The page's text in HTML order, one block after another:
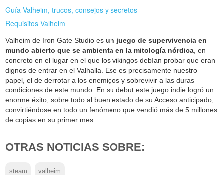
Guía Valheim, trucos, consejos y secretos
Requisitos Valheim
Valheim de Iron Gate Studio esun juego de supervivencia en
mundo abierto que se ambienta en la mitología nórdica , en
concreto en el lugar en el que los vikingos debían probar que eran
dignos de entrar en el Valhalla. Ese es precisamente nuestro
papel, el de derrotar a los enemigos y sobrevivir a las duras
condiciones de este mundo. En su debut este juego indie logró un
enorme éxito, sobre todo al buen estado de su Acceso anticipado,
convirtiéndose en todo un fenómeno que vendió más de 5 millones
de copias en su primer mes.
OTRAS NOTICIAS SOBRE:
steam valheim